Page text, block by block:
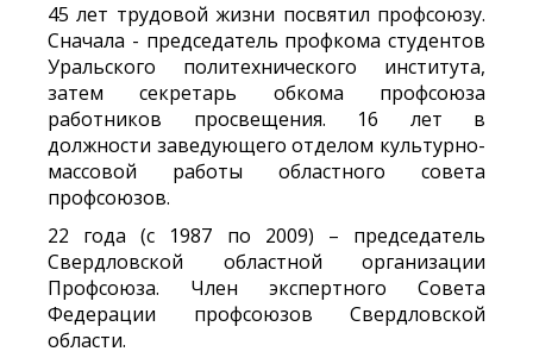
45 лет трудовой жизни посвятил профсоюзу.
Сначала - председатель профкома студентов
Уральского политехнического института,
затем секретарь обкома профсоюза
работников просвещения. 16 лет в
должности заведующего отделом культурно-
массовой работы областного совета
профсоюзов.
22 года (с 1987 по 2009) – председатель
Свердловской областной организации
Профсоюза. Член экспертного Совета
Федерации профсоюзов Свердловской
области.